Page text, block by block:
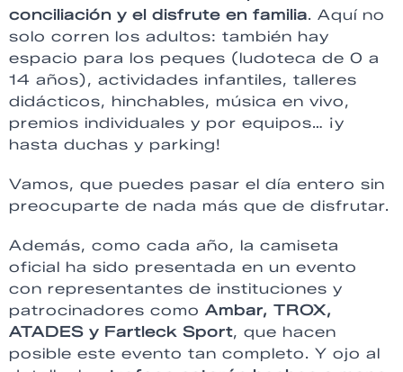
conciliación y el disfrute en familia. Aquí no
solo corren los adultos: también hay
espacio para los peques (ludoteca de 0 a
14 años), actividades infantiles, talleres
didácticos, hinchables, música en vivo,
premios individuales y por equipos… ¡y
hasta duchas y parking!
Vamos, que puedes pasar el día entero sin
preocuparte de nada más que de disfrutar.
Además, como cada año, la camiseta
oficial ha sido presentada en un evento
con representantes de instituciones y
patrocinadores como Ambar, TROX,
ATADES y Fartleck Sport, que hacen
posible este evento tan completo. Y ojo al